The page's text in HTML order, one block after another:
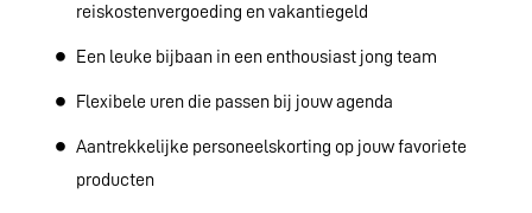
reiskostenvergoeding en vakantiegeld
Een leuke bijbaan in een enthousiast jong team
Flexibele uren die passen bij jouw agenda
Aantrekkelijke personeelskorting op jouw favoriete
producten